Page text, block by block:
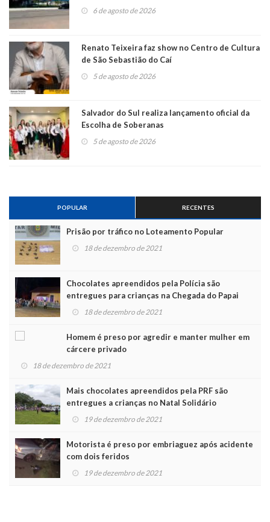
6 de agosto de 2026
Renato Teixeira faz show no Centro de Cultura
de São Sebastião do Caí
5 de agosto de 2026
Salvador do Sul realiza lançamento oficial da
Escolha de Soberanas
5 de agosto de 2026
POPULAR RECENTES
Prisão por tráfico no Loteamento Popular
18 de dezembro de 2021
Chocolates apreendidos pela Polícia são
entregues para crianças na Chegada do Papai
Noel 18 de dezembro de 2021
Homem é preso por agredir e manter mulher em
cárcere privado
18 de dezembro de 2021
Mais chocolates apreendidos pela PRF são
entregues a crianças no Natal Solidário
19 de dezembro de 2021
Motorista é preso por embriaguez após acidente
com dois feridos
19 de dezembro de 2021